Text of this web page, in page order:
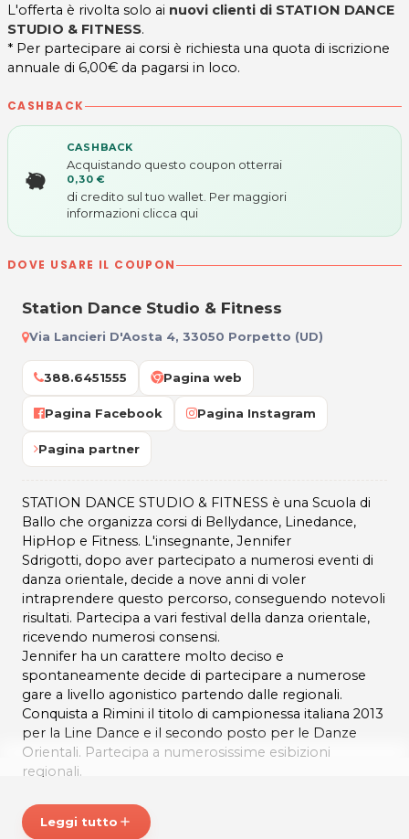
L'offerta è rivolta solo ai nuovi clienti di STATION DANCE
STUDIO & FITNESS.
* Per partecipare ai corsi è richiesta una quota di iscrizione
annuale di 6,00€ da pagarsi in loco.
CASHBACK
CASHBACK
Acquistando questo coupon otterrai
0,30 €
di credito sul tuo wallet. Per maggiori
informazioni clicca qui
DOVE USARE IL COUPON
Station Dance Studio & Fitness
Via Lancieri D'Aosta 4, 33050 Porpetto (UD)
388.6451555 Pagina web
Pagina Facebook Pagina Instagram
Pagina partner
STATION DANCE STUDIO & FITNESS è una Scuola di
Ballo che organizza corsi di Bellydance, Linedance,
HipHop e Fitness. L'insegnante, Jennifer
Sdrigotti, dopo aver partecipato a numerosi eventi di
danza orientale, decide a nove anni di voler
intraprendere questo percorso, conseguendo notevoli
risultati. Partecipa a vari festival della danza orientale,
ricevendo numerosi consensi.
Jennifer ha un carattere molto deciso e
spontaneamente decide di partecipare a numerose
gare a livello agonistico partendo dalle regionali.
Conquista a Rimini il titolo di campionessa italiana 2013
per la Line Dance e il secondo posto per le Danze
Orientali. Partecipa a numerosissime esibizioni
regionali.
tricolore nella categoria Folk Oriental Dance.
Campionessa del Mondo per Bellydance Classic e
Leggi tutto add